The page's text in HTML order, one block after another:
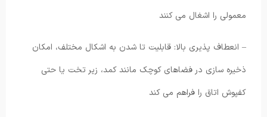
معمولی را اشغال می کنند
– انعطاف پذیری بالا: قابلیت تا شدن به اشکال مختلف، امکان
ذخیره سازی در فضاهای کوچک مانند کمد، زیر تخت یا حتی
کفپوش اتاق را فراهم می کند